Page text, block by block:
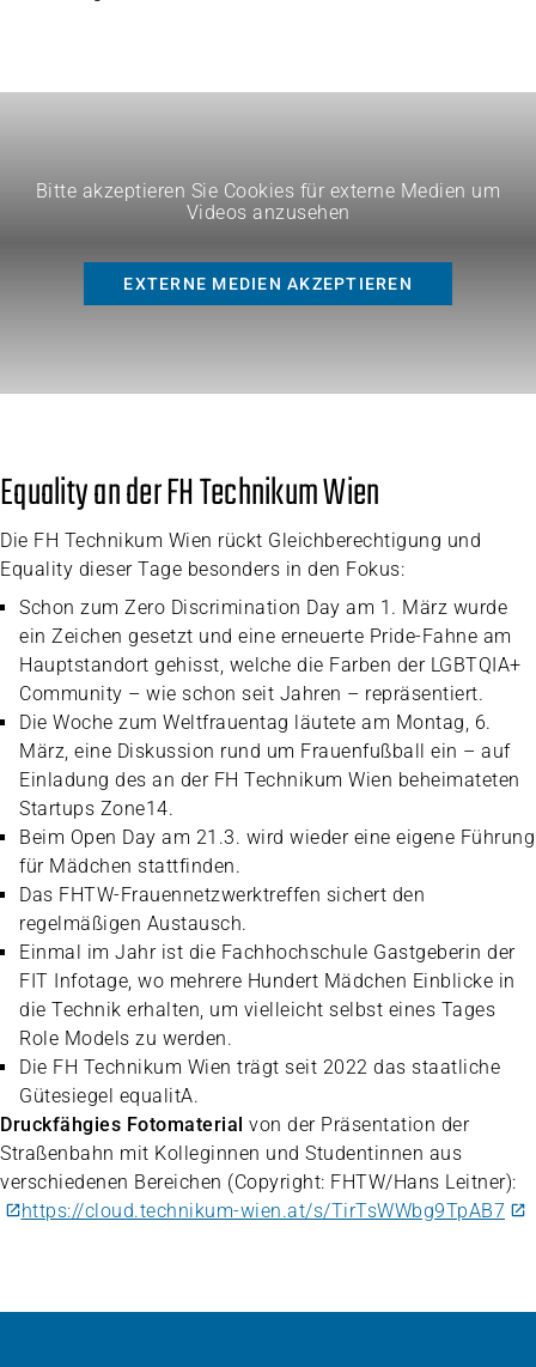
Bitte akzeptieren Sie Cookies für externe Medien um
Videos anzusehen
EXTERNE MEDIEN AKZEPTIEREN
Equality an der FH Technikum Wien
Die FH Technikum Wien rückt Gleichberechtigung und
Equality dieser Tage besonders in den Fokus:
Schon zum Zero Discrimination Day am 1. März wurde
ein Zeichen gesetzt und eine erneuerte Pride-Fahne am
Hauptstandort gehisst, welche die Farben der LGBTQIA+
Community – wie schon seit Jahren – repräsentiert.
Die Woche zum Weltfrauentag läutete am Montag, 6.
März, eine Diskussion rund um Frauenfußball ein – auf
Einladung des an der FH Technikum Wien beheimateten
Startups Zone14.
Beim Open Day am 21.3. wird wieder eine eigene Führung
für Mädchen stattfinden.
Das FHTW-Frauennetzwerktreffen sichert den
regelmäßigen Austausch.
Einmal im Jahr ist die Fachhochschule Gastgeberin der
FIT Infotage, wo mehrere Hundert Mädchen Einblicke in
die Technik erhalten, um vielleicht selbst eines Tages
Role Models zu werden.
Die FH Technikum Wien trägt seit 2022 das staatliche
Gütesiegel equalitA.
Druckfähgies Fotomaterial von der Präsentation der
Straßenbahn mit Kolleginnen und Studentinnen aus
verschiedenen Bereichen (Copyright: FHTW/Hans Leitner):
https://cloud.technikum-wien.at/s/TirTsWWbg9TpAB7